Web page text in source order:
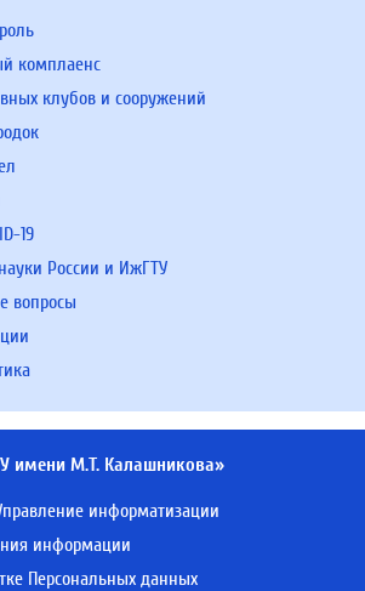
комплаенс
клубов и сооружений
19
России и ИжГТУ
вопросы
имени М.Т. Калашникова»
информатизации
информации
Персональных данных